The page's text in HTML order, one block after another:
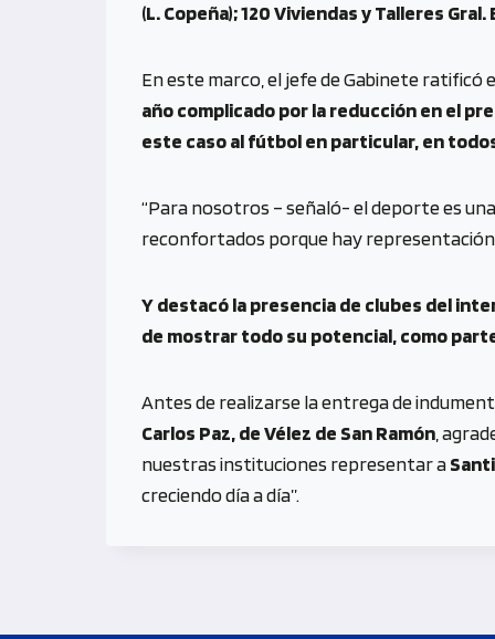
(L. Copeña); 120 Viviendas y Talleres
En este marco, el jefe de Gabinete
año complicado por la reducción en el
este caso al fútbol en particular, en
“Para nosotros – señaló- el deporte es
reconfortados porque hay
Y destacó la presencia de clubes del
de mostrar todo su potencial, como
Antes de realizarse la entrega de
Carlos Paz, de Vélez de San Ramón ,
nuestras instituciones representar a
creciendo día a día”.